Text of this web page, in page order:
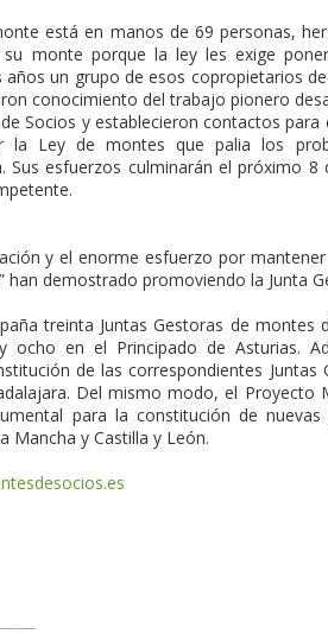
está en manos de 69 personas,
monte porque la ley les exige
años un grupo de esos copropietarios
conocimiento del trabajo pionero
Socios y establecieron contactos
Ley de montes que palia los
Sus esfuerzos culminarán el próximo
y el enorme esfuerzo por
han demostrado promoviendo la Junta
treinta Juntas Gestoras de
ocho en el Principado de Asturias.
de las correspondientes
Del mismo modo, el
para la constitución de
Mancha y Castilla y León.